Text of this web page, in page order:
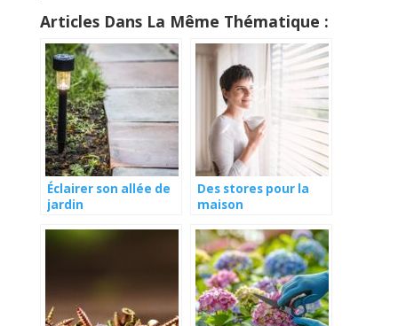
Articles Dans La Même Thématique :
Éclairer son allée de
jardin
Des stores pour la
maison